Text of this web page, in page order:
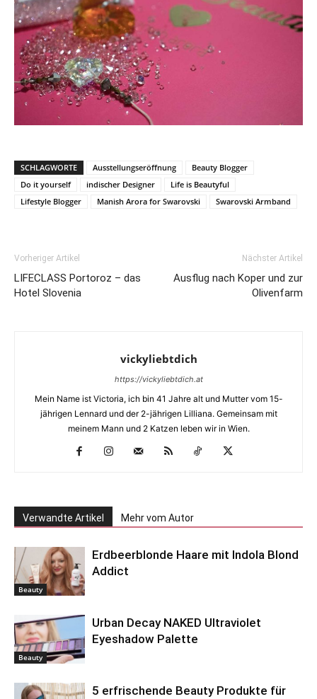
SCHLAGWORTE Ausstellungseröffnung
Beauty Blogger
Do it yourself
indischer Designer
Life is Beautyful
Lifestyle Blogger
Manish Arora for Swarovski Swarovski Armband
Vorheriger Artikel
LIFECLASS Portoroz – das
Hotel Slovenia
Nächster Artikel
Ausflug nach Koper und zur
Olivenfarm
vickyliebtdich
https://vickyliebtdich.at
Mein Name ist Victoria, ich bin 41 Jahre alt und Mutter vom 15-
jährigen Lennard und der 2-jährigen Lilliana. Gemeinsam mit
meinem Mann und 2 Katzen leben wir in Wien.
Verwandte Artikel Mehr vom Autor
Beauty
Erdbeerblonde Haare mit Indola Blond
Addict
Beauty
Urban Decay NAKED Ultraviolet
Eyeshadow Palette
5 erfrischende Beauty Produkte für